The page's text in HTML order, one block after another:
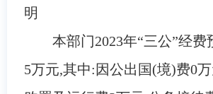
明
本部门2023年“三公”经费
5万元,其中:因公出国(境)费0